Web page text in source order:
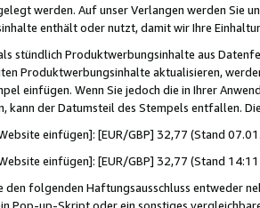
werden. Auf unser Verlangen werden Sie
enthält oder nutzt, damit wir Ihre
stündlich Produktwerbungsinhalte aus
Produktwerbungsinhalte aktualisieren,
einfügen. Wenn Sie jedoch die in Ihrer
kann der Datumsteil des Stempels entfallen.
einfügen]: [EUR/GBP] 32,77 (Stand
einfügen]: [EUR/GBP] 32,77 (Stand
den folgenden Haftungsausschluss entweder
Pop-up-Skript oder ein sonstiges